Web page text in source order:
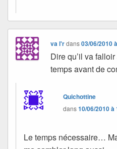
va l'rdans03/06/2010
Dire qu’il va
temps avant de
Quichottine
dans10/06/2010 à
Le temps nécessaire…